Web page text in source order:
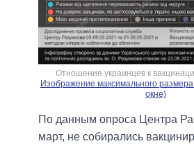
Отношение украинцев к
Изображение максимального
окне)
По данным опроса Центра
март, не собирались